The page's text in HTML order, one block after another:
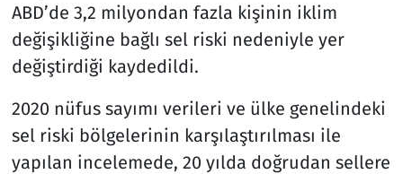
ABD’de 3,2 milyondan fazla kişinin iklim
değişikliğine bağlı sel riski nedeniyle yer
değiştirdiği kaydedildi.
2020 nüfus sayımı verileri ve ülke genelindeki
sel riski bölgelerinin karşılaştırılması ile
yapılan incelemede, 20 yılda doğrudan sellere
Televizyon